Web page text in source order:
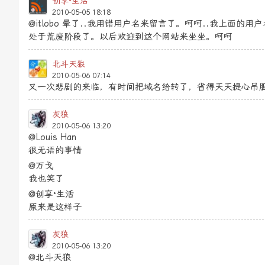
2010-05-05 18:18
@itlobo 晕了..我用错用户名来留言了。呵呵..我上面的用户
处于荒废阶段了。以后欢迎到这个网站来坐坐。呵呵
北斗天狼
2010-05-06 07:14
又一次悲剧的来临，有时间把域名给转了，省得天天提心吊
灰狼
2010-05-06 13:20
@Louis Han
很无语的事情
@万戈
我也笑了
@创享·生活
原来是这样子
灰狼
2010-05-06 13:20
@北斗天狼